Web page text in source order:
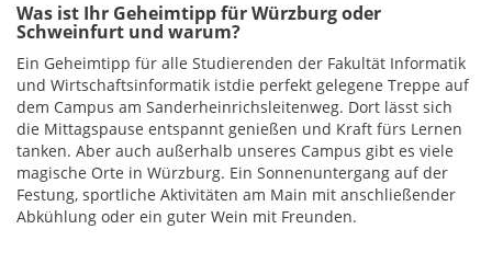
Was ist Ihr Geheimtipp für Würzburg oder
Schweinfurt und warum?
Ein Geheimtipp für alle Studierenden der Fakultät Informatik
und Wirtschaftsinformatik istdie perfekt gelegene Treppe auf
dem Campus am Sanderheinrichsleitenweg. Dort lässt sich
die Mittagspause entspannt genießen und Kraft fürs Lernen
tanken. Aber auch außerhalb unseres Campus gibt es viele
magische Orte in Würzburg. Ein Sonnenuntergang auf der
Festung, sportliche Aktivitäten am Main mit anschließender
Abkühlung oder ein guter Wein mit Freunden.